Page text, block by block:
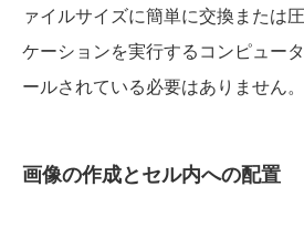
ァイルサイズに簡単に交換または
ケーションを実行するコンピュー
ールされている必要はありません。
画像の作成とセル内への配置